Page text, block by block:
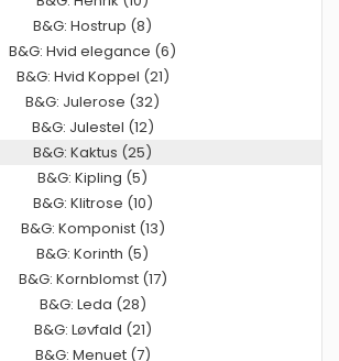
B&G: Hostrup (8)
B&G: Hvid elegance (6)
B&G: Hvid Koppel (21)
B&G: Julerose (32)
B&G: Julestel (12)
B&G: Kaktus (25)
B&G: Kipling (5)
B&G: Klitrose (10)
B&G: Komponist (13)
B&G: Korinth (5)
B&G: Kornblomst (17)
B&G: Leda (28)
B&G: Løvfald (21)
B&G: Menuet (7)